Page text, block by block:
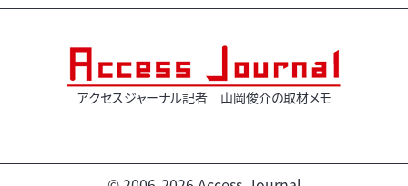
アクセスジャーナル記者 山岡俊介の取材メモ